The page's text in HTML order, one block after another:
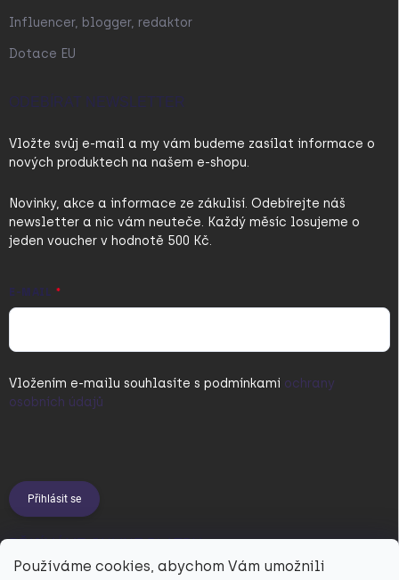
Používáme cookies, abychom Vám umožnili
Influencer, blogger, redaktor
Dotace EU
ODEBÍRAT NEWSLETTER
Vložte svůj e-mail a my vám budeme zasílat informace o
nových produktech na našem e-shopu.
Novinky, akce a informace ze zákulisí. Odebírejte náš
newsletter a nic vám neuteče. Každý měsíc losujeme o
jeden voucher v hodnotě 500 Kč.
E-MAIL
Vložením e-mailu souhlasíte s podmínkami ochrany
osobních údajů
Přihlásit se
PŘIJÍMÁME ONLINE PLATBY